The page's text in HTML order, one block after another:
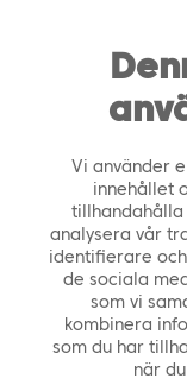
Vi använder
innehållet
analysera vår
identifierare
de sociala
som vi
kombinera
som du har
när
https://tiera.fi/